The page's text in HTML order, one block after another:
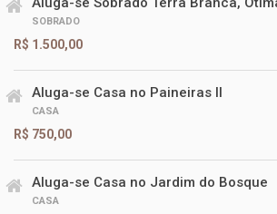
SOBRADO
R$ 1.500,00
Aluga-se Casa no Paineiras II
CASA
R$ 750,00
Aluga-se Casa no Jardim do Bosque
CASA